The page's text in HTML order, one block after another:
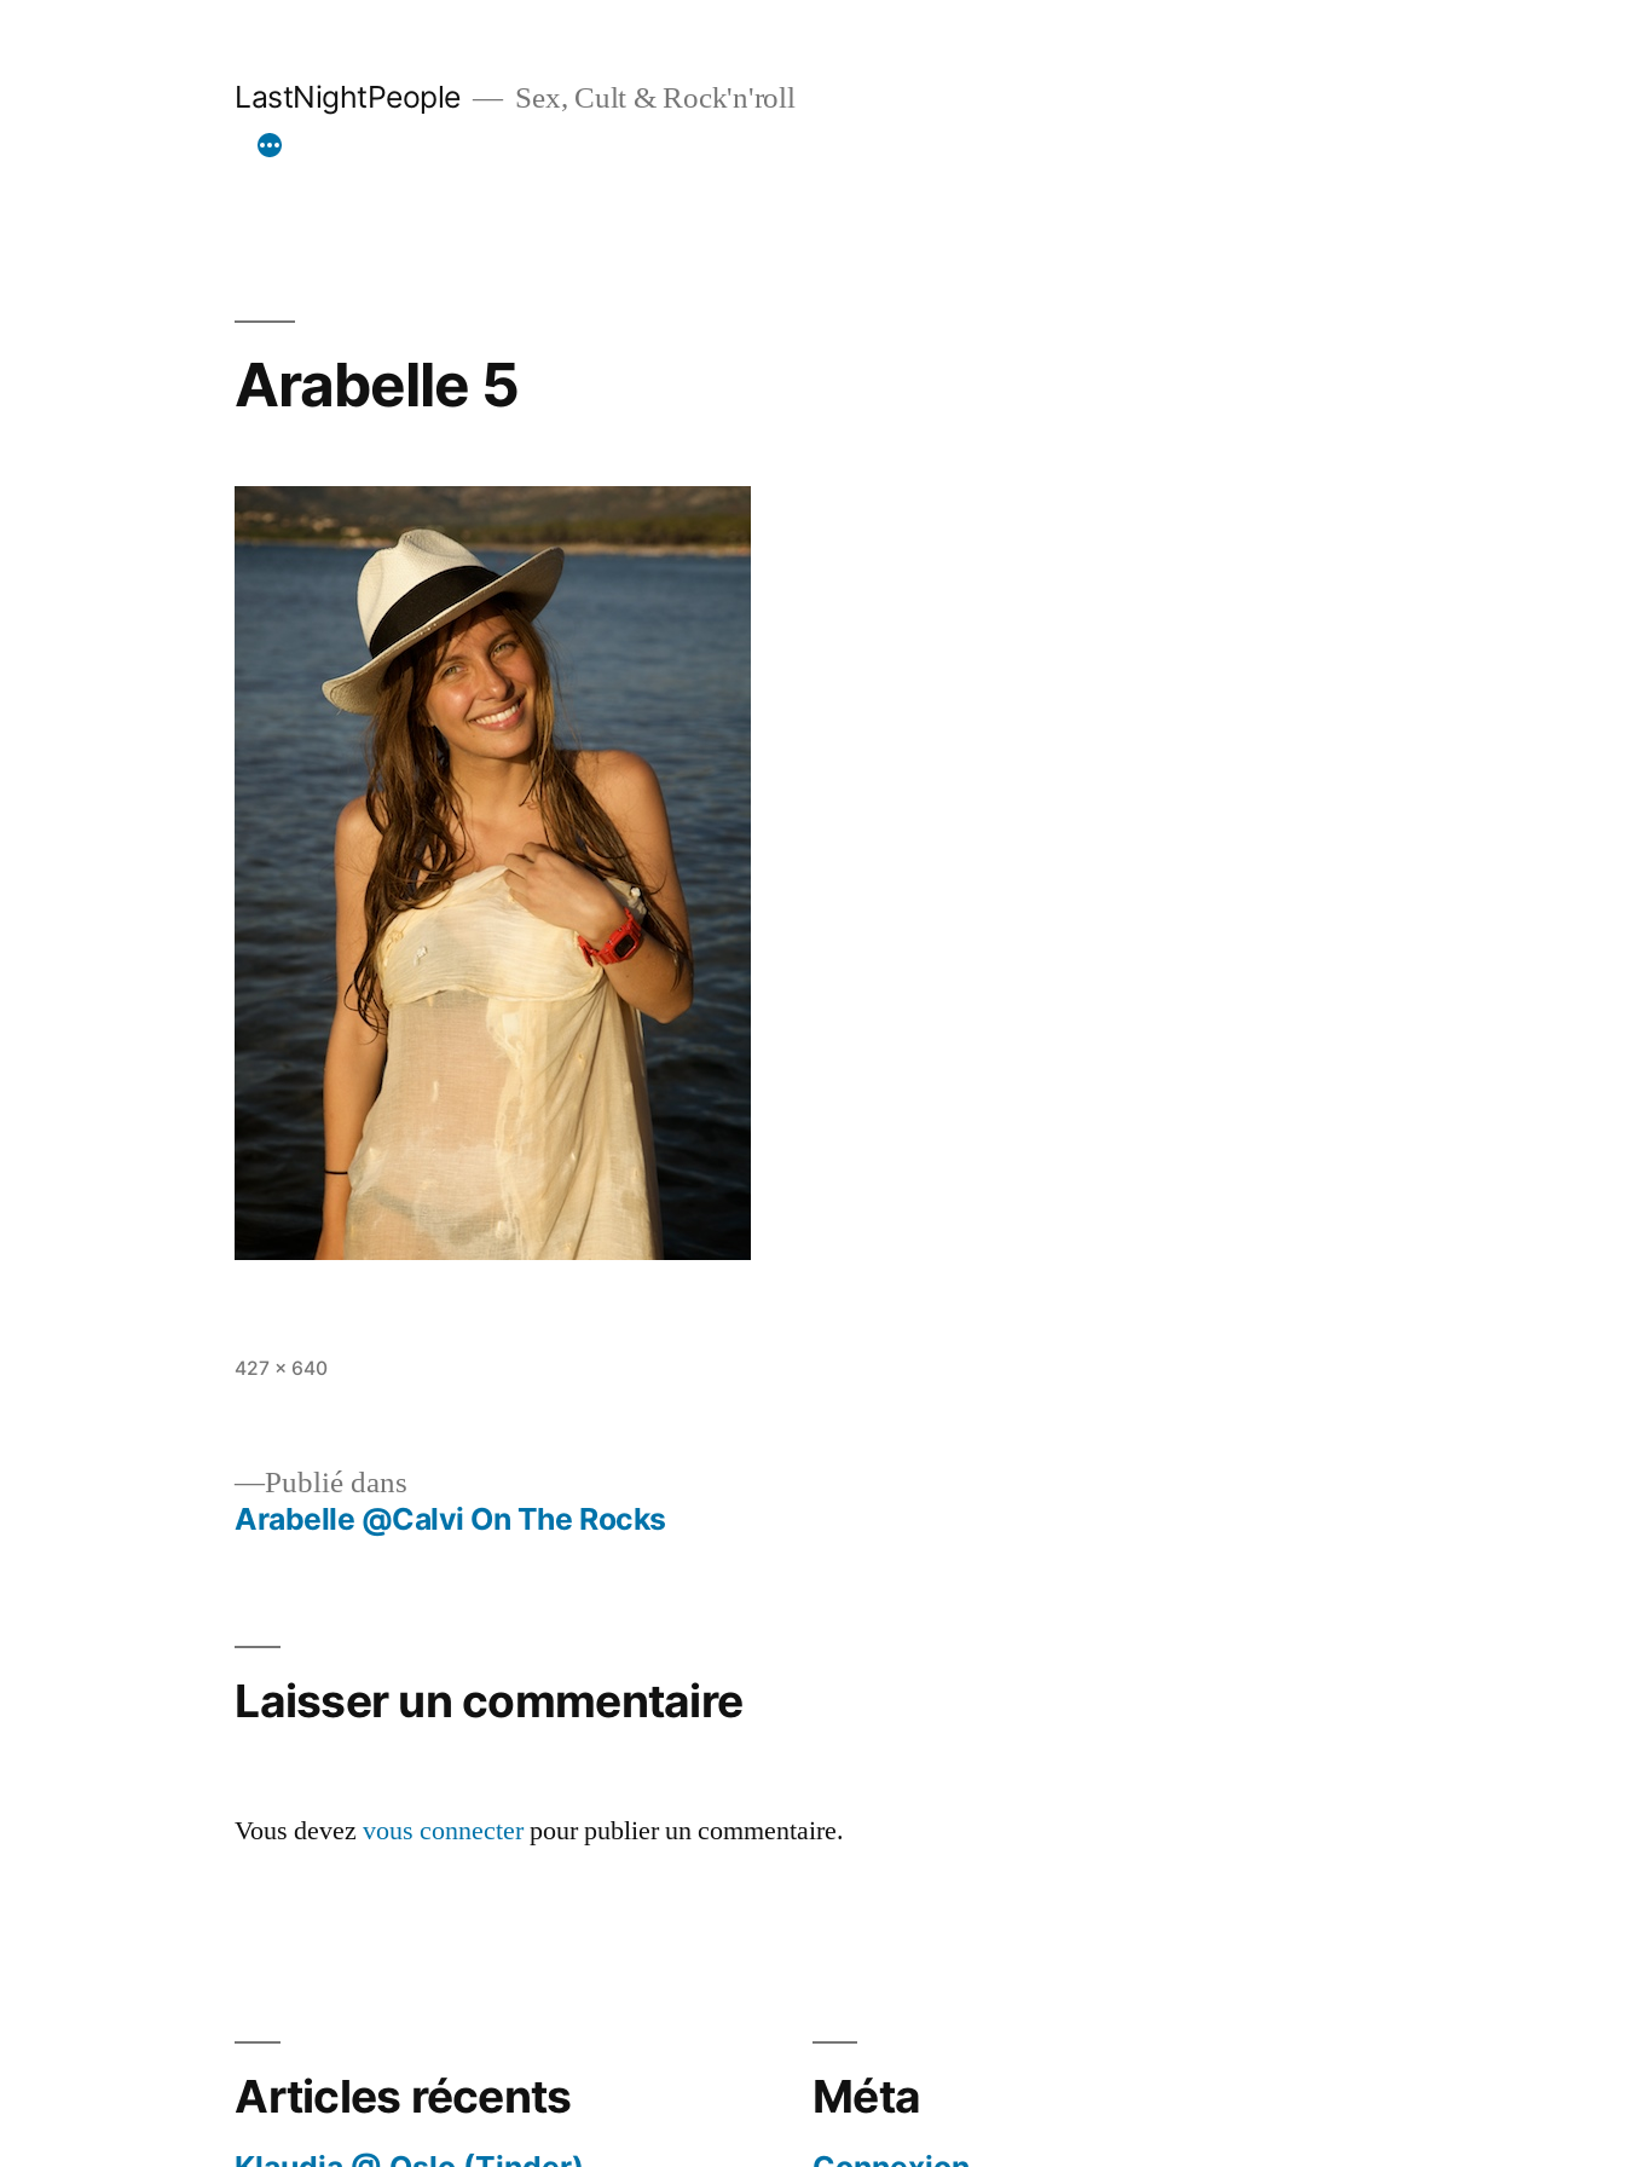
LastNightPeople Sex, Cult & Rock'n'roll
Arabelle 5
Taille
427 × 640
Navigation
Publié dans
Arabelle @Calvi On The Rocks
Laisser un commentaire
Vous devezvous connecterpour publier un commentaire.
Articles récents Méta